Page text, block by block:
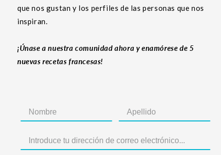
que nos gustan y los perfiles de las personas que nos
inspiran.
¡Únase a nuestra comunidad ahora y enamórese de 5
nuevas recetas francesas!